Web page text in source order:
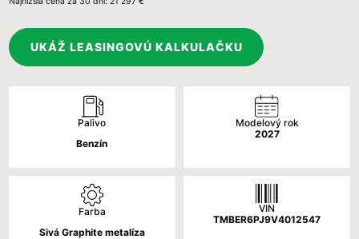
cena
bola:
22
947 €.
cena
je:
21
297 €.
UKÁŽ LEASINGOVÚ KALKULAČKU
Palivo
Benzín
Modelový rok
2027
Farba
Sivá Graphite metalíza
VIN
TMBER6PJ9V4012547